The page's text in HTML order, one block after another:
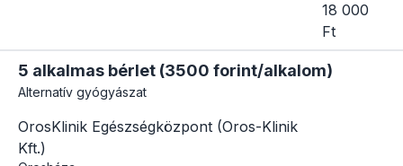
18 000
Ft
5 alkalmas bérlet (3500 forint/alkalom)
Alternatív gyógyászat
OrosKlinik Egészségközpont (Oros-Klinik
Kft.)